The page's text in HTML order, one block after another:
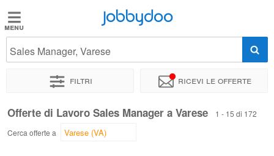
Jobbydoo
Offerte
Stipendi
Jobbydoo
Sales Manager, Varese
Filtri Ricevi le offerte
Offerte di Lavoro Sales Manager a Varese
1 - 15 di 172
Cerca offerte a